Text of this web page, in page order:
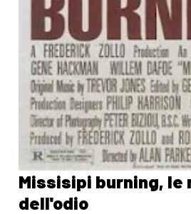
Missisipi burning, le
dell'odio